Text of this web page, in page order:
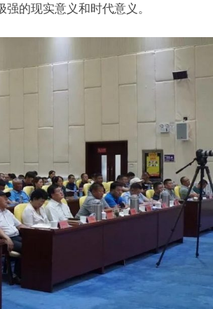
的现实意义和时代意义。